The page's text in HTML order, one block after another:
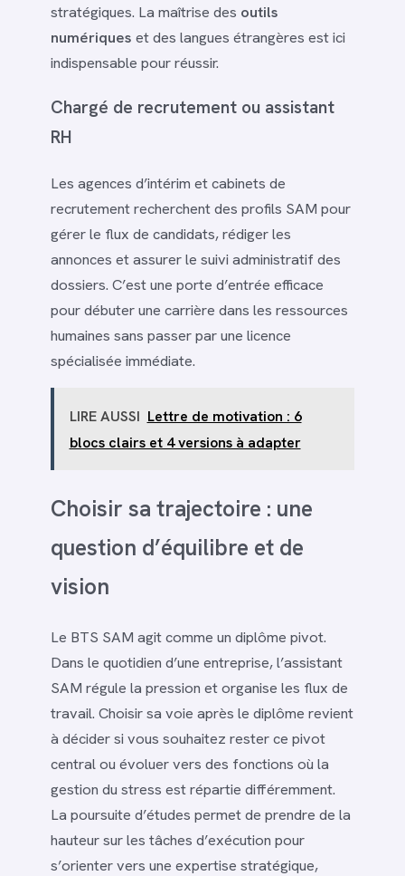
stratégiques. La maîtrise des outils
numériques et des langues étrangères est ici
indispensable pour réussir.
Chargé de recrutement ou assistant
RH
Les agences d’intérim et cabinets de
recrutement recherchent des profils SAM pour
gérer le flux de candidats, rédiger les
annonces et assurer le suivi administratif des
dossiers. C’est une porte d’entrée efficace
pour débuter une carrière dans les ressources
humaines sans passer par une licence
spécialisée immédiate.
LIRE AUSSI Lettre de motivation : 6
blocs clairs et 4 versions à adapter
Choisir sa trajectoire : une
question d’équilibre et de
vision
Le BTS SAM agit comme un diplôme pivot.
Dans le quotidien d’une entreprise, l’assistant
SAM régule la pression et organise les flux de
travail. Choisir sa voie après le diplôme revient
à décider si vous souhaitez rester ce pivot
central ou évoluer vers des fonctions où la
gestion du stress est répartie différemment.
La poursuite d’études permet de prendre de la
hauteur sur les tâches d’exécution pour
s’orienter vers une expertise stratégique,